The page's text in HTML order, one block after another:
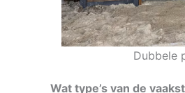
Dubbele
Wat type’s van de